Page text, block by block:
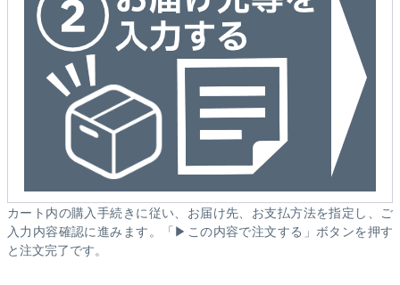
カート内の購入手続きに従い、お届け先、お支払方法を指定し、ご
入力内容確認に進みます。「▶この内容で注文する」ボタンを押す
と注文完了です。